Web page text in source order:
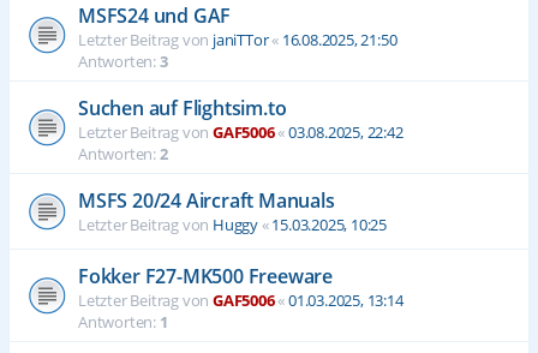
MSFS24 und GAF
Letzter Beitrag von janiTTor« 16.08.2025, 21:50
Antworten:3
Suchen auf Flightsim.to
Letzter Beitrag von GAF5006«03.08.2025, 22:42
Antworten:2
MSFS 20/24 Aircraft Manuals
Letzter Beitrag von Huggy«15.03.2025, 10:25
Fokker F27-MK500 Freeware
Letzter Beitrag von GAF5006«01.03.2025, 13:14
Antworten: 1